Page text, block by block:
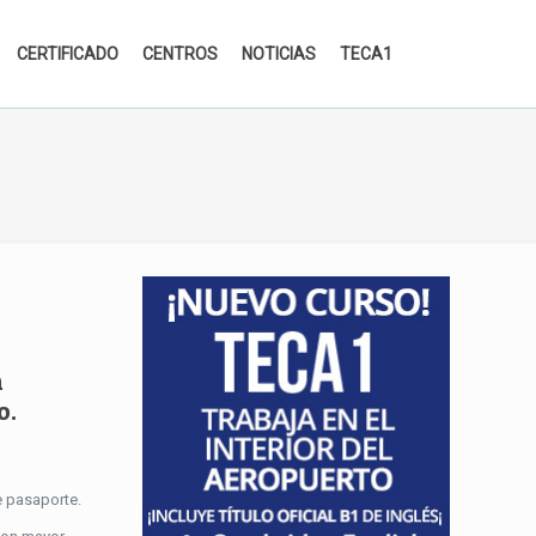
CERTIFICADO CENTROS NOTICIAS TECA1
pasaporte.